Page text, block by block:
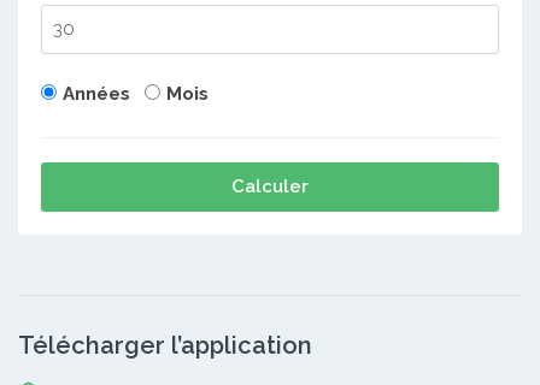
Années Mois
Calculer
Télécharger l’application